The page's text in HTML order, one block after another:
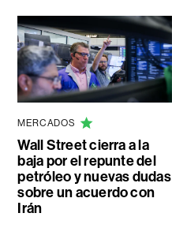
MERCADOS
Wall Street cierra a la
baja por el repunte del
petróleo y nuevas dudas
sobre un acuerdo con
Irán